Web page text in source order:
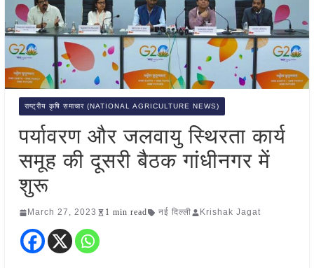
राष्ट्रीय कृषि समाचार (NATIONAL AGRICULTURE NEWS)
पर्यावरण और जलवायु स्थिरता कार्य
समूह की दूसरी बैठक गांधीनगर में
शुरू
March 27, 2023 1 min read नई दिल्ली Krishak Jagat